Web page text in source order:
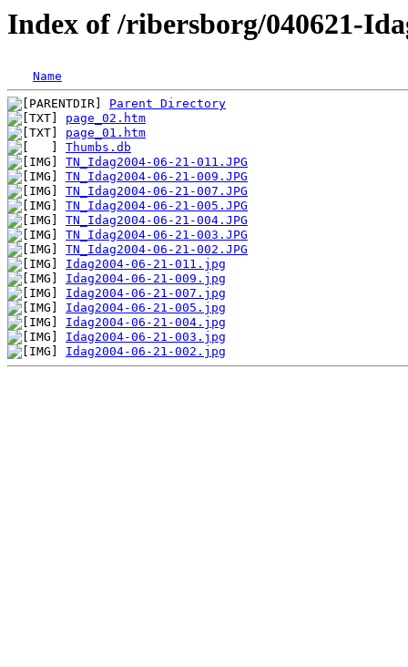
Index of /ribersborg/040621-
Name
Parent Directory
page_02.htm
page_01.htm
Thumbs.db
TN_Idag2004-06-21-011.JPG
TN_Idag2004-06-21-009.JPG
TN_Idag2004-06-21-007.JPG
TN_Idag2004-06-21-005.JPG
TN_Idag2004-06-21-004.JPG
TN_Idag2004-06-21-003.JPG
TN_Idag2004-06-21-002.JPG
Idag2004-06-21-011.jpg
Idag2004-06-21-009.jpg
Idag2004-06-21-007.jpg
Idag2004-06-21-005.jpg
Idag2004-06-21-004.jpg
Idag2004-06-21-003.jpg
Idag2004-06-21-002.jpg